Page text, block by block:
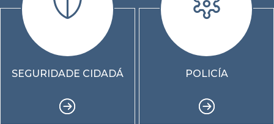
SEGURIDADE CIDADÁ POLICÍA